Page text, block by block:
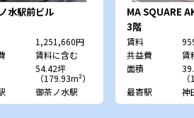
水駅前ビル
1,251,660円
賃料に含む
54.42坪
（179.93m²）
御茶ノ水駅
MA SQUARE
3階
賃料
共益費
賃
面積
最寄駅
神